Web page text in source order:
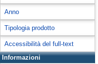
Anno
Tipologia prodotto
Accessibilità del full-text
Informazioni